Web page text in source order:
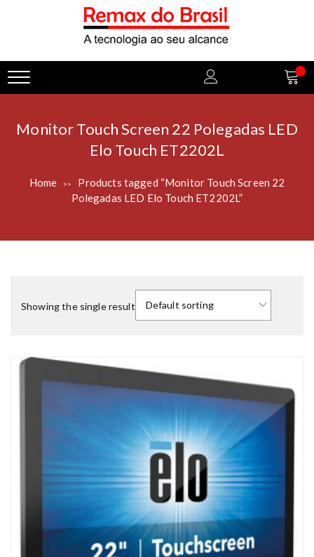
Monitor Touch Screen 22 Polegadas LED
Elo Touch ET2202L
Home >>
Products tagged “Monitor Touch Screen 22
Polegadas LED Elo Touch ET2202L”
Showing the single result